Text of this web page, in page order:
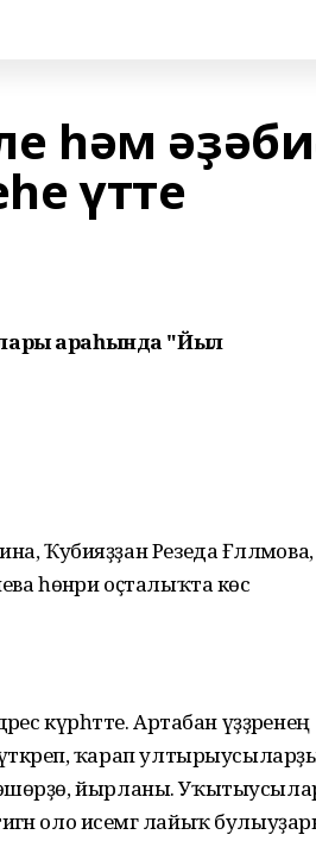
һәм
үтте
араһында "Йыл
Ҡубияҙҙан Резеда Ғәлләмова,
һөнәри оҫталыҡта көс
күрһәтте. Артабан үҙҙәренең
ҡарап
төшөрҙө, йырланы.
оло исемгә лайыҡ